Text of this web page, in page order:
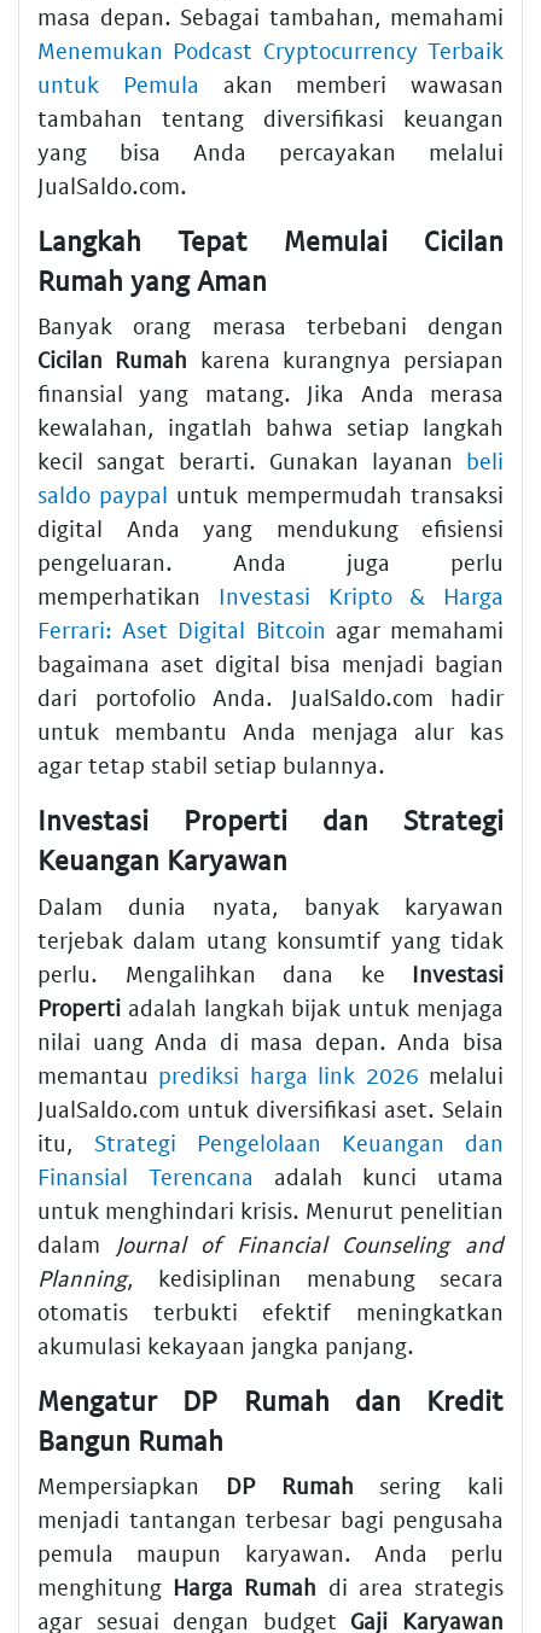
masa depan. Sebagai tambahan, memahami
Menemukan Podcast Cryptocurrency Terbaik
untuk Pemula akan memberi wawasan
tambahan tentang diversifikasi keuangan
yang bisa Anda percayakan melalui
JualSaldo.com.
Langkah Tepat Memulai Cicilan
Rumah yang Aman
Banyak orang merasa terbebani dengan
Cicilan Rumah karena kurangnya persiapan
finansial yang matang. Jika Anda merasa
kewalahan, ingatlah bahwa setiap langkah
kecil sangat berarti. Gunakan layanan beli
saldo paypal untuk mempermudah transaksi
digital Anda yang mendukung efisiensi
pengeluaran. Anda juga perlu
memperhatikan Investasi Kripto & Harga
Ferrari: Aset Digital Bitcoin agar memahami
bagaimana aset digital bisa menjadi bagian
dari portofolio Anda. JualSaldo.com hadir
untuk membantu Anda menjaga alur kas
agar tetap stabil setiap bulannya.
Investasi Properti dan Strategi
Keuangan Karyawan
Dalam dunia nyata, banyak karyawan
terjebak dalam utang konsumtif yang tidak
perlu. Mengalihkan dana ke Investasi
Properti adalah langkah bijak untuk menjaga
nilai uang Anda di masa depan. Anda bisa
memantau prediksi harga link 2026 melalui
JualSaldo.com untuk diversifikasi aset. Selain
itu, Strategi Pengelolaan Keuangan dan
Finansial Terencana adalah kunci utama
untuk menghindari krisis. Menurut penelitian
dalam
Journal of Financial Counseling and
Planning, kedisiplinan menabung secara
otomatis terbukti efektif meningkatkan
akumulasi kekayaan jangka panjang.
Mengatur DP Rumah dan Kredit
Bangun Rumah
Mempersiapkan DP Rumah sering kali
menjadi tantangan terbesar bagi pengusaha
pemula maupun karyawan. Anda perlu
menghitung Harga Rumah di area strategis
agar sesuai dengan budget Gaji Karyawan